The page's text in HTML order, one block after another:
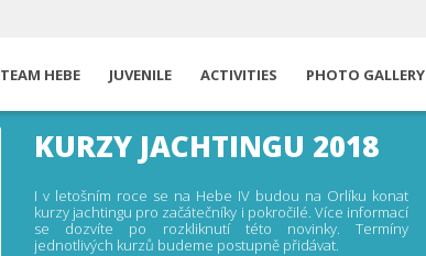
TEAM HEBE JUVENILE ACTIVITIES PHOTO GALLERY
KURZY JACHTINGU 2018
I v letošním roce se na Hebe IV budou na Orlíku konat
kurzy jachtingu pro začátečníky i pokročilé. Více informací
se dozvíte po rozkliknutí této novinky. Termíny
jednotlivých kurzů budeme postupně přidávat.